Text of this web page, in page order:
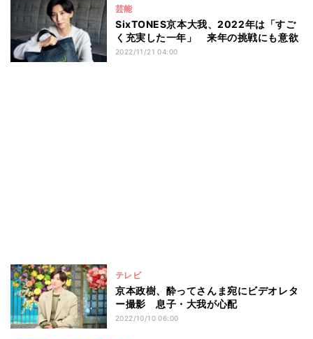
芸能
SixTONES京本大我、2022年は「すご
く充実した一年」 来年の挑戦にも意欲
2022/11/21 04:00
テレビ
京本政樹、酔ってさんま宛にビデオレタ
ー撮影 息子・大我が心配
2022/10/10 06:00